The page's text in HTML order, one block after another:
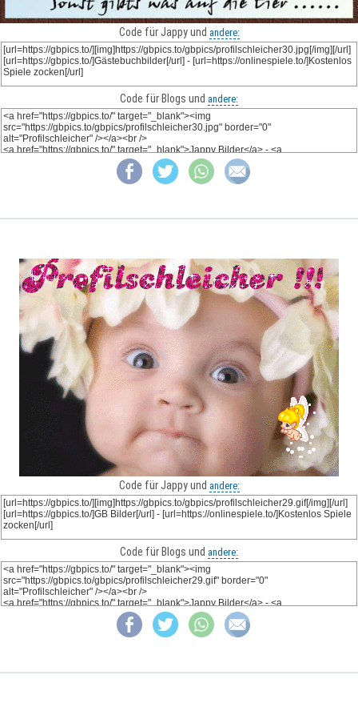
Code für Jappy und andere:
Code für Blogs und andere:
Code für Jappy und andere:
Code für Blogs und andere: